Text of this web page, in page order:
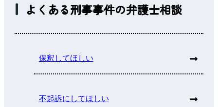
よくある刑事事件の弁護士相談
保釈してほしい
不起訴にしてほしい